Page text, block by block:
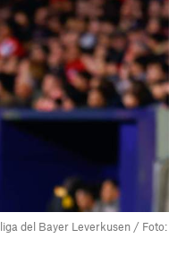
del Bayer Leverkusen / Foto: